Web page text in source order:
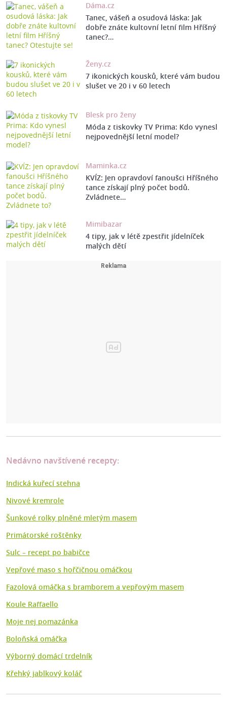
Dáma.cz
Tanec, vášeň a osudová láska: Jak
dobře znáte kultovní letní film Hříšný
tanec?…
Ženy.cz
7 ikonických kousků, které vám budou
slušet ve 20 i v 60 letech
Blesk pro ženy
Móda z tiskovky TV Prima: Kdo vynesl
nejpovednější letní model?
Maminka.cz
KVÍZ: Jen opravdoví fanoušci Hříšného
tance získají plný počet bodů.
Zvládnete…
Mimibazar
4 tipy, jak v létě zpestřit jídelníček
malých dětí
Nedávno navštívené recepty:
Indická kuřecí stehna
Nivové kremrole
Šunkové rolky plněné mletým masem
Primátorské roštěnky
Sulc – recept po babičce
Vepřové maso s hořčičnou omáčkou
Fazolová omáčka s bramborem a vepřovým masem
Koule Raffaello
Moje nej pomazánka
Boloňská omáčka
Výborný domácí trdelník
Křehký jablkový koláč